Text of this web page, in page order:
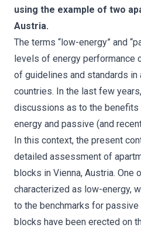
using the example of two
Austria.
The terms “low-energy” and
levels of energy performance
of guidelines and standards in
countries. In the last few
discussions as to the
energy and passive (and
In this context, the present
detailed assessment of
blocks in Vienna, Austria. One
characterized as low-energy,
to the benchmarks for
blocks have been erected on